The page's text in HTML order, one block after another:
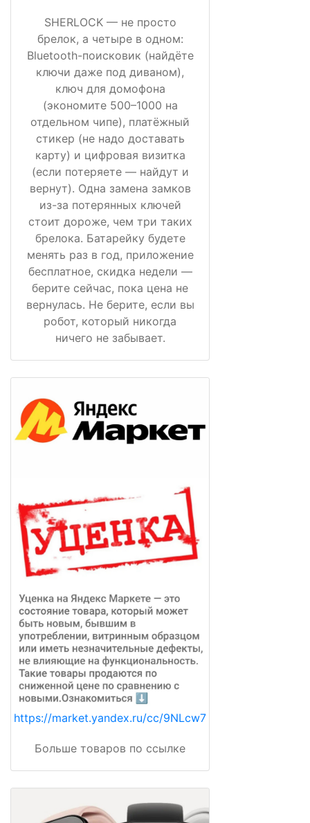
SHERLOCK — не просто
брелок, а четыре в одном:
Bluetooth-поисковик (найдёте
ключи даже под диваном),
ключ для домофона
(экономите 500–1000 на
отдельном чипе), платёжный
стикер (не надо доставать
карту) и цифровая визитка
(если потеряете — найдут и
вернут). Одна замена замков
из-за потерянных ключей
стоит дороже, чем три таких
брелока. Батарейку будете
менять раз в год, приложение
бесплатное, скидка недели —
берите сейчас, пока цена не
вернулась. Не берите, если вы
робот, который никогда
ничего не забывает.
https://market.yandex.ru/cc/9NLcw7
Больше товаров по ссылке